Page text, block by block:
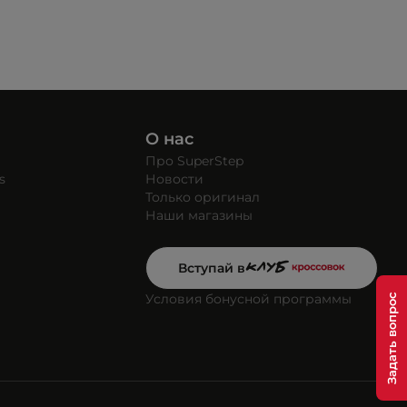
О нас
Про SuperStep
Новости
Только оригинал
Наши магазины
Вступай в
Условия бонусной программы